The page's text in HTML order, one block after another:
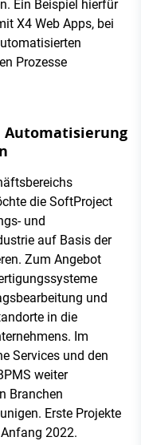
Ein Beispiel hierfür
X4 Web Apps, bei
Prozesse
Automatisierung
die SoftProject
und
auf Basis der
Zum Angebot
und
in die
Im
Services und den
weiter
Branchen
Erste Projekte
2022.